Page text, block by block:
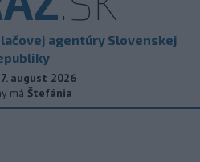
agentúry Slovenskej
7. august 2026
má Štefánia